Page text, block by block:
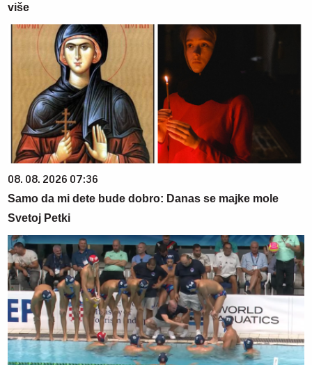
više
08. 08. 2026 07:36
Samo da mi dete bude dobro: Danas se majke mole
Svetoj Petki